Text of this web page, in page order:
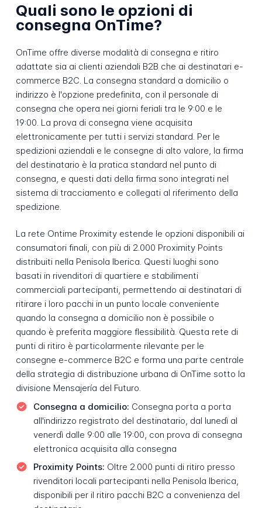
Quali sono le opzioni di
consegna OnTime?
OnTime offre diverse modalità di consegna e ritiro
adattate sia ai clienti aziendali B2B che ai destinatari e-
commerce B2C. La consegna standard a domicilio o
indirizzo è l'opzione predefinita, con il personale di
consegna che opera nei giorni feriali tra le 9:00 e le
19:00. La prova di consegna viene acquisita
elettronicamente per tutti i servizi standard. Per le
spedizioni aziendali e le consegne di alto valore, la firma
del destinatario è la pratica standard nel punto di
consegna, e questi dati della firma sono integrati nel
sistema di tracciamento e collegati al riferimento della
spedizione.
La rete Ontime Proximity estende le opzioni disponibili ai
consumatori finali, con più di 2.000 Proximity Points
distribuiti nella Penisola Iberica. Questi luoghi sono
basati in rivenditori di quartiere e stabilimenti
commerciali partecipanti, permettendo ai destinatari di
ritirare i loro pacchi in un punto locale conveniente
quando la consegna a domicilio non è possibile o
quando è preferita maggiore flessibilità. Questa rete di
punti di ritiro è particolarmente rilevante per le
consegne e-commerce B2C e forma una parte centrale
della strategia di distribuzione urbana di OnTime sotto la
divisione Mensajería del Futuro.
Consegna a domicilio: Consegna porta a porta
all'indirizzo registrato del destinatario, dal lunedì al
venerdì dalle 9:00 alle 19:00, con prova di consegna
elettronica acquisita alla consegna
Proximity Points: Oltre 2.000 punti di ritiro presso
rivenditori locali partecipanti nella Penisola Iberica,
disponibili per il ritiro pacchi B2C a convenienza del